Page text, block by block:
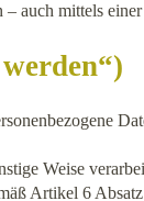
auch mittels
Weise
Artikel 6